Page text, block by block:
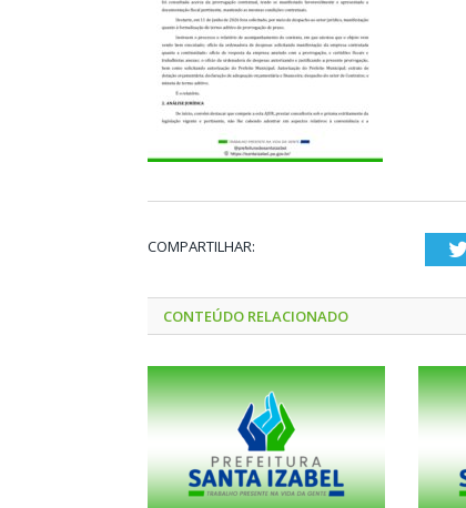
COMPARTILHAR:
CONTEÚDO RELACIONADO